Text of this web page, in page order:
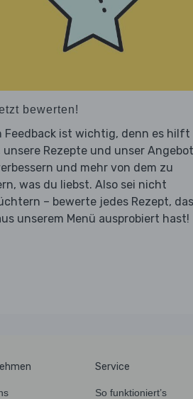
bewerten!
Feedback ist wichtig, denn es hilft
unsere Rezepte und unser Angebot
und mehr von dem zu
was du liebst. Also sei nicht
– bewerte jedes Rezept, das
unserem Menü ausprobiert hast!
Service
So funktioniert’s